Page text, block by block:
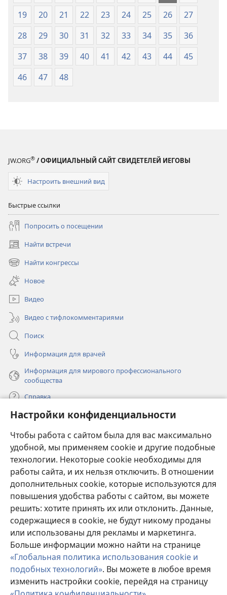
Настройки конфиденциальности
Чтобы работа с сайтом была для вас максимально
удобной, мы применяем cookie и другие подобные
технологии. Некоторые cookie необходимы для
работы сайта, и их нельзя отключить. В отношении
дополнительных cookie, которые используются для
повышения удобства работы с сайтом, вы можете
решить: хотите принять их или отклонить. Данные,
содержащиеся в cookie, не будут никому проданы
или использованы для рекламы и маркетинга.
Больше информации можно найти на странице
«Глобальная политика использования cookie и
подобных технологий». Вы можете в любое время
изменить настройки cookie, перейдя на страницу
19
20 21 22 23 24 25 26
27
28
29 30 31 32 33 34 35
36
37
38 39 40 41 42 43 44
45
46
47 48
JW.ORG® / ОФИЦИАЛЬНЫЙ САЙТ СВИДЕТЕЛЕЙ ИЕГОВЫ
Настроить внешний вид
Быстрые ссылки
Попросить о посещении
Найти встречи
(открывается
в
новом
окне)
Найти конгрессы
(открывается
новом
окне)
Новое
Видео
Видео с тифлокомментариями
Поиск
Информация для врачей
Информация для мирового профессионального
сообщества
Справка
Пожертвования
в
новом
окне)
ОНЛАЙН-БИБЛИОТЕКА Сторожевой башни
(открывается
новом
окне)
JW Hub®
(открывается
в
новом
окне)
JW Library ®
Watchtower Library
Copyright© 2026 Watch Tower Bible and Tract Society of Pennsylvania.
УСЛОВИЯ ИСПОЛЬЗОВАНИЯ|ПОЛИТИКА
КОНФИДЕНЦИАЛЬНОСТИ|НАСТРОЙКИ